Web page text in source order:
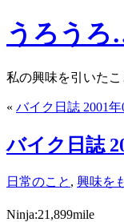
うろう
私の興味を引いたこ
« バイク日誌 2001年
バイク日誌
日常のこと , 興味を
Ninja:21,899mile